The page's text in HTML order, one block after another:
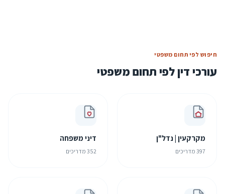
חיפוש לפי תחום משפטי
עורכי דין לפי תחום משפטי
מקרקעין | נדל"ן
397 מדריכים
דיני משפחה
352 מדריכים